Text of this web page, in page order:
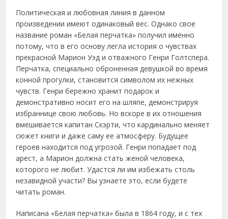
Политическая и любовная линия в данном
произведении имеют одинаковый вес. Однако свое
название роман «Белая перчатка» получил именно
потому, что в его основу легла история о чувствах
прекрасной Марион Уэд и отважного Генри Голтспера.
Перчатка, специально оброненная девушкой во время
конной прогулки, становится символом их нежных
чувств. Генри бережно хранит подарок и
демонстративно носит его на шляпе, демонстрируя
избраннице свою любовь. Но вскоре в их отношения
вмешивается капитан Скэрти, что кардинально меняет
сюжет книги и даже саму ее атмосферу. Будущее
героев находится под угрозой. Генри попадает под
арест, а Марион должна стать женой человека,
которого не любит. Удастся ли им избежать столь
незавидной участи? Вы узнаете это, если будете
читать роман.
Написана «Белая перчатка» была в 1864 году, и с тех